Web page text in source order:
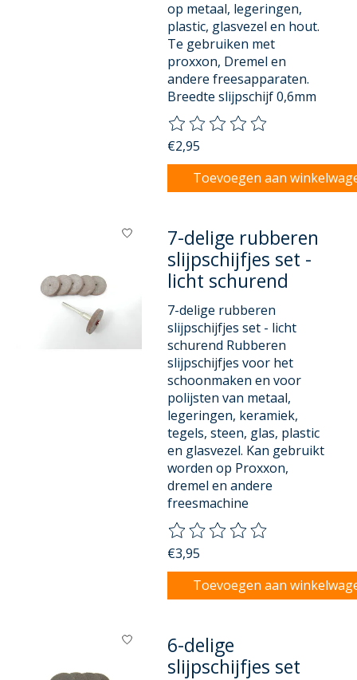
op metaal, legeringen,
plastic, glasvezel en hout.
Te gebruiken met
proxxon, Dremel en
andere freesapparaten.
Breedte slijpschijf 0,6mm
De beoordeling van dit
€2,95
Toevoegen aan
7-delige rubberen
slijpschijfjes set -
licht schurend
7-delige rubberen
slijpschijfjes set - licht
schurend Rubberen
slijpschijfjes voor het
schoonmaken en voor
polijsten van metaal,
legeringen, keramiek,
tegels, steen, glas, plastic
en glasvezel. Kan gebruikt
worden op Proxxon,
dremel en andere
freesmachine
De beoordeling van dit
€3,95
Toevoegen aan
6-delige
slijpschijfjes set